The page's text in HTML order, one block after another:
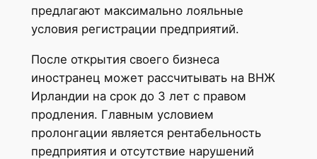
предлагают максимально лояльные
условия регистрации предприятий.
После открытия своего бизнеса
иностранец может рассчитывать на ВНЖ
Ирландии на срок до 3 лет с правом
продления. Главным условием
пролонгации является рентабельность
предприятия и отсутствие нарушений